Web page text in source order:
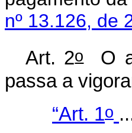
nº 13.126, de
Art. 2oO
passa a
“Art. 1o